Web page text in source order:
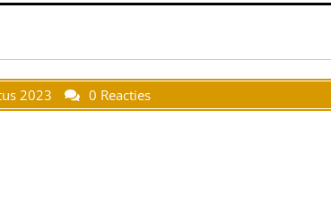
2023 0 Reacties